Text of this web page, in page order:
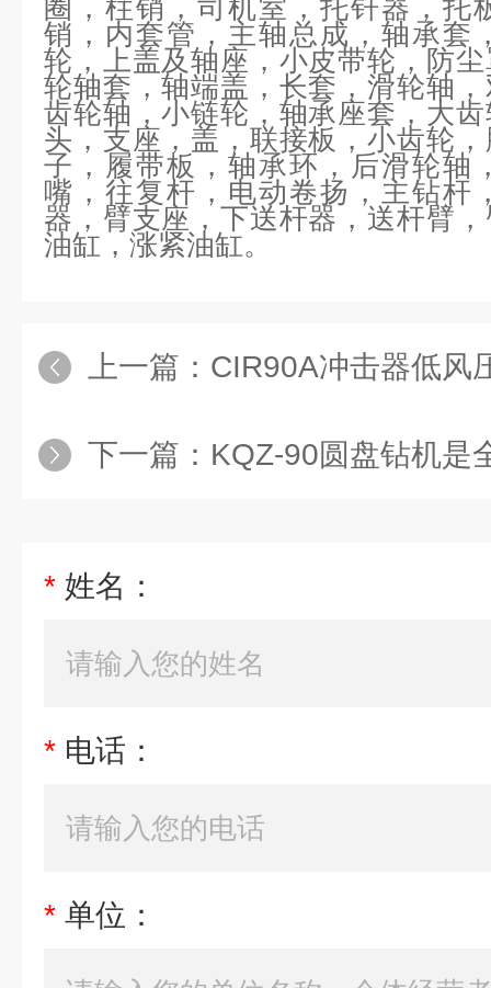
圈，柱销，司机室，托钎器，托
销，内套管，主轴总成，轴承套
轮，上盖及轴座，小皮带轮，防
轮轴套，轴端盖，长套，滑轮轴
齿轮轴，小链轮，轴承座套，大
头，支座，盖，联接板，小齿轮
子，履带板，轴承环，后滑轮轴
嘴，往复杆，电动卷扬，主钻杆
器，臂支座，下送杆器，送杆臂
油缸，涨紧油缸。
上一篇： CIR90A冲击器低风
下一篇： KQZ-90圆盘钻机是全气
* 姓名：
* 电话：
* 单位：